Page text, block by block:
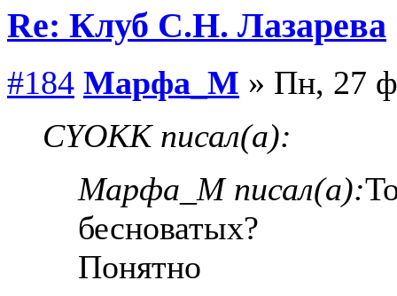
Re: Клуб С.Н. Лазарева
#184 Марфа_М » Пн, 27
CYOKK писал(а):
Марфа_М писал(а):
бесноватых?
Понятно